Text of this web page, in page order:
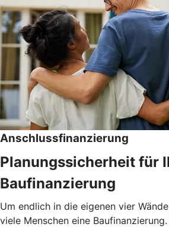
Anschlussfinanzierung
Planungssicherheit für
Baufinanzierung
Um endlich in die eigenen vier
viele Menschen eine